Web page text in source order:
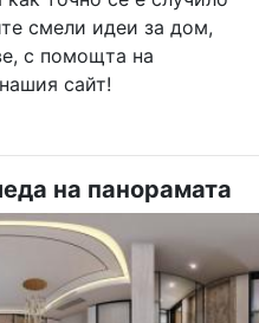
смели идеи за дом,
с помощта на
сайт!
на панорамата